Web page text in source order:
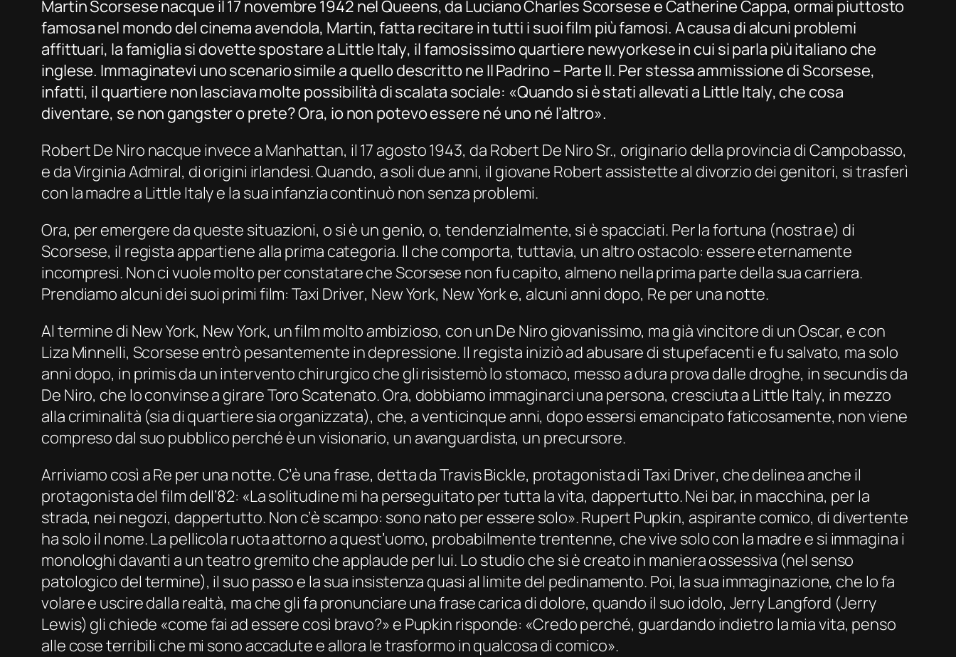
Martin Scorsese nacque il 17 novembre 1942 nel Queens, da Luciano Charles Scorsese e Catherine Cappa, ormai piuttosto
famosa nel mondo del cinema avendola, Martin, fatta recitare in tutti i suoi film più famosi. A causa di alcuni problemi
affittuari, la famiglia si dovette spostare aLittle Italy, il famosissimo quartiere newyorkese in cui si parla più italiano che
inglese. Immaginatevi uno scenario simile a quello descritto ne Il Padrino – Parte II. Per stessa ammissione di Scorsese,
infatti, il quartiere non lasciava molte possibilità di scalata sociale: «Quando si è stati allevati a Little Italy, che cosa
diventare, se non gangster o prete? Ora, io non potevo essere né uno né l’altro».
Robert De Niro nacque invece a Manhattan, il 17 agosto 1943, da Robert De Niro Sr., originario della provincia di Campobasso,
e da Virginia Admiral, di origini irlandesi. Quando, a soli due anni, il giovane Robert assistette al divorzio dei genitori, si trasferì
con la madre a Little Italye la sua infanzia continuò non senza problemi.
Ora, per emergere da queste situazioni, o si è un genio, o, tendenzialmente, si è spacciati. Per la fortuna (nostra e) di
Scorsese, il regista appartiene alla prima categoria. Il che comporta, tuttavia, un altro ostacolo: essere eternamente
incompresi. Non ci vuole molto per constatare che Scorsese non fu capito, almeno nella prima parte della sua carriera.
Prendiamo alcuni dei suoi primi film:Taxi Driver, New York, New Yorke, alcuni anni dopo, Re per una notte.
Al termine di New York, New York, un film molto ambizioso, con un De Niro giovanissimo, ma già vincitore di unOscar, e con
Liza Minnelli, Scorsese entrò pesantemente in depressione. Il regista iniziò ad abusare di stupefacenti e fu salvato, ma solo
anni dopo, in primisda un intervento chirurgico che gli risistemò lo stomaco, messo a dura prova dalle droghe, in secundisda
De Niro, che lo convinse a girareToro Scatenato. Ora, dobbiamo immaginarci una persona, cresciuta a Little Italy, in mezzo
alla criminalità (sia di quartiere sia organizzata), che, a venticinque anni, dopo essersi emancipato faticosamente, non viene
compreso dal suo pubblico perché è un visionario, un avanguardista, un precursore.
Arriviamo così aRe per una notte. C’è una frase, detta da Travis Bickle, protagonista diTaxi Driver, che delinea anche il
protagonista del film dell’82: «La solitudine mi ha perseguitato per tutta la vita, dappertutto. Nei bar, in macchina, per la
strada, nei negozi, dappertutto. Non c’è scampo: sono nato per essere solo». Rupert Pupkin, aspirante comico, di divertente
ha solo il nome. La pellicola ruota attorno a quest’uomo, probabilmente trentenne, che vive solo con la madre e si immagina i
monologhi davanti a un teatro gremito che applaude per lui. Lo studio che si è creato in maniera ossessiva (nel senso
patologico del termine), il suo passo e la sua insistenza quasi al limite del pedinamento. Poi, la sua immaginazione, che lo fa
volare e uscire dalla realtà, ma che gli fa pronunciare una frase carica di dolore, quando il suo idolo, Jerry Langford (Jerry
Lewis) gli chiede «come fai ad essere così bravo?» e Pupkin risponde: «Credo perché, guardando indietro la mia vita, penso
alle cose terribili che mi sono accadute e allora le trasformo in qualcosa di comico».